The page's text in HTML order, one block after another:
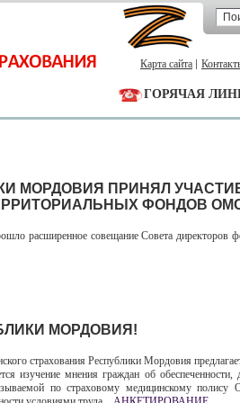
Карта сайта
ГОРЯЧАЯ
МОРДОВИЯ ПРИНЯЛ
ФОНДОВ
расширенное совещание Совета
МОРДОВИЯ!
страхования Республики Мордовия
изучение мнения граждан об обеспеченности,
по страховому медицинскому полису